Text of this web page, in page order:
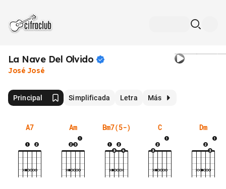
La Nave Del Olvido
José José
Principal Simplificada Letra Más
A7 Am Bm7(5-) C Dm